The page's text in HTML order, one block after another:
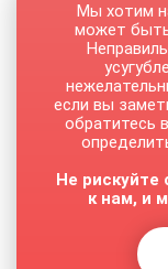
Мы хотим
может
если вы
обратитесь
Не
к нам, и